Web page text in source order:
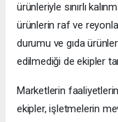
ürünleriyle sınırlı
ürünlerin raf ve
durumu ve gıda
edilmediği de ekipler
Marketlerin
ekipler, işletmelerin